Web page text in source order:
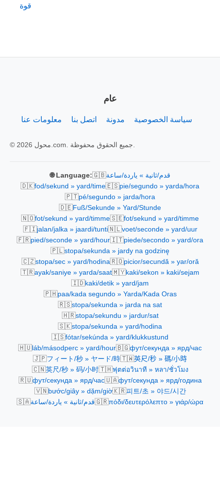
قوة
عام
معلومات عنا اتصل بنا مدونة سياسة الخصوصية
🌐 Language:🇬🇧قدم/ثانية » ياردة/ساعة
🇩🇰fod/sekund » yard/time🇪🇸pie/segundo » yarda/hora
🇵🇹pé/segundo » jarda/hora
🇩🇪Fuß/Sekunde » Yard/Stunde
🇳🇴fot/sekund » yard/timme🇸🇪fot/sekund » yard/timme
🇫🇮jalan/jalka » jaardi/tunti🇳🇱voet/seconde » yard/uur
🇫🇷pied/seconde » yard/hour🇮🇹piede/secondo » yard/ora
🇵🇱stopa/sekunda » jardy na godzinę
🇨🇿stopa/sec » yard/hodina🇷🇴picior/secundă » yar/oră
🇹🇷ayak/saniye » yarda/saat🇲🇾kaki/sekon » kaki/sejam
🇮🇩kaki/detik » yard/jam
🇵🇭paa/kada segundo » Yarda/Kada Oras
🇷🇸stopa/sekunda » jarda na sat
🇭🇷stopa/sekundu » jardur/sat
🇸🇰stopa/sekunda » yard/hodina
🇮🇸fótar/sekúnda » yard/klukkustund
🇭🇺láb/másodperc » yard/hour🇧🇬фут/секунда » ярд/час
🇯🇵フィート/秒 » ヤード/時🇹🇼英尺/秒 » 碼/小時
🇨🇳英尺/秒 » 码/小时🇹🇭ฟุตต่อวินาที » หลา/ชั่วโมง
🇷🇺фут/секунда » ярд/час🇺🇦фут/секунда » ярд/година
🇻🇳bước/giây » dặm/giờ🇰🇷피트/초 » 야드/시간
🇸🇦قدم/ثانية » ياردة/ساعة🇬🇷πόδι/δευτερόλεπτο » γιάρ/ώρα